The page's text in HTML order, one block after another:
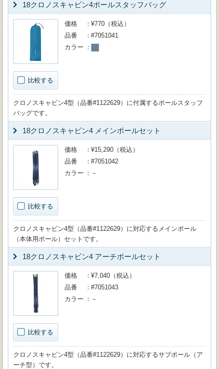
18クロノスキャビン4ポールスタッフバッグ
比較する
価格
¥770（税込）
品番
#7051041
カラー
クロノスキャビン4型（品番#1122629）に付属するポールスタッフ
バッグです。
18クロノスキャビン4 メインポールセット
比較する
価格
¥15,290（税込）
品番
#7051042
カラー
－
クロノスキャビン4型（品番#1122629）に対応するメインポール
（本体用ポール）セットです。
18クロノスキャビン4 アーチポールセット
比較する
価格
¥7,040（税込）
品番
#7051043
カラー
－
クロノスキャビン4型（品番#1122629）に対応するサブポール（ア
ーチ型）です。